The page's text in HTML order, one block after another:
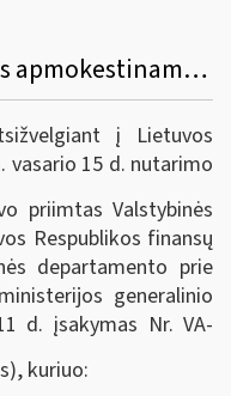
Dėl importuojamų akcizais apmokestinamų prekių gabenimo, kad neatsirastų prievolės mokėti importo akcizus, tvarkos aprašo patvirtinimo
į Lietuvos
vasario 15 d. nutarimo
priimtas Valstybinės
Respublikos finansų
departamento prie
generalinio
d. įsakymas Nr. VA-
kuriuo: